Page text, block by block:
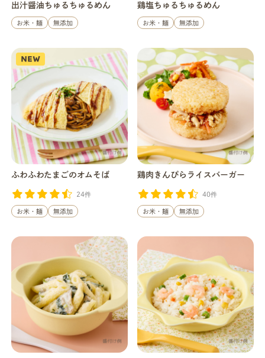
今すぐお得に始める
出汁醤油ちゅるちゅるめん
お米・麺 無添加
鶏塩ちゅるちゅるめん
お米・麺 無添加
NEW
ふわふわたまごのオムそば
24件
お米・麺 無添加
鶏肉きんぴらライスバーガー
40件
お米・麺 無添加